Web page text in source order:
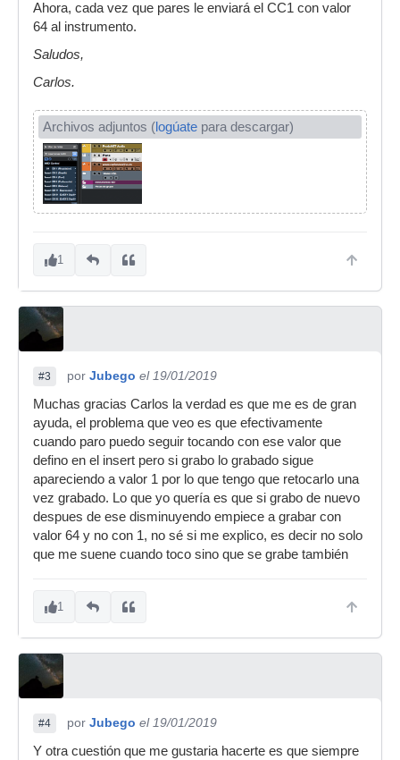
Ahora, cada vez que pares le enviará el CC1 con valor
64 al instrumento.
Saludos,
Carlos.
Archivos adjuntos (logúate para descargar)
1
#3 por Jubego el 19/01/2019
Muchas gracias Carlos la verdad es que me es de gran
ayuda, el problema que veo es que efectivamente
cuando paro puedo seguir tocando con ese valor que
defino en el insert pero si grabo lo grabado sigue
apareciendo a valor 1 por lo que tengo que retocarlo una
vez grabado. Lo que yo quería es que si grabo de nuevo
despues de ese disminuyendo empiece a grabar con
valor 64 y no con 1, no sé si me explico, es decir no solo
que me suene cuando toco sino que se grabe también
1
#4 por Jubego el 19/01/2019
Y otra cuestión que me gustaria hacerte es que siempre